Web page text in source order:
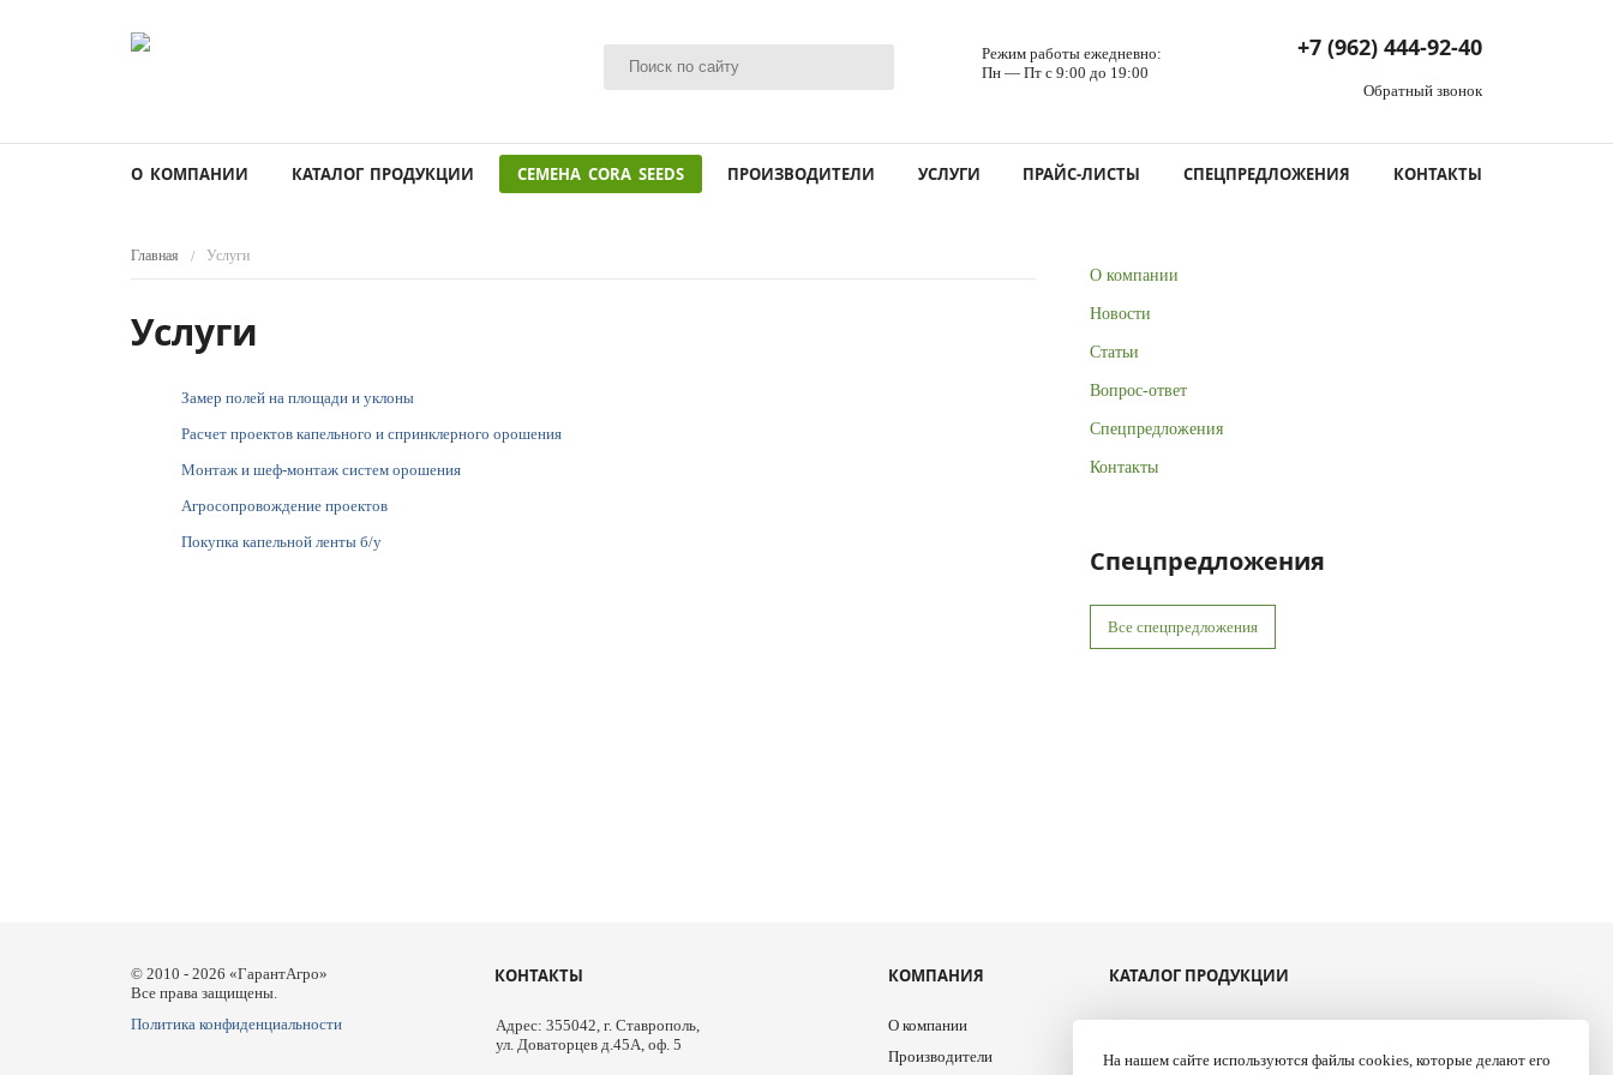
Режим работы ежедневно:
Пн — Пт с 9:00 до 19:00
+7 (962) 444-92-40
Обратный звонок
О КОМПАНИИ КАТАЛОГ ПРОДУКЦИИ СЕМЕНА CORA SEEDS ПРОИЗВОДИТЕЛИ УСЛУГИ ПРАЙС-ЛИСТЫ СПЕЦПРЕДЛОЖЕНИЯ КОНТАКТЫ
Главная / Услуги
Услуги
Замер полей на площади и уклоны
Расчет проектов капельного и спринклерного орошения
Монтаж и шеф-монтаж систем орошения
Агросопровождение проектов
Покупка капельной ленты б/у
О компании
Новости
Статьи
Вопрос-ответ
Спецпредложения
Контакты
Спецпредложения
Все спецпредложения
© 2010 - 2026 «ГарантАгро»
Все права защищены.
Политика конфиденциальности
КОНТАКТЫ
Адрес: 355042, г. Ставрополь,
ул. Доваторцев д.45А, оф. 5
КОМПАНИЯ
О компании
Производители
КАТАЛОГ ПРОДУКЦИИ
Системы капельного орошения
Семена овощных культур
На нашем сайте используются файлы cookies, которые делают его